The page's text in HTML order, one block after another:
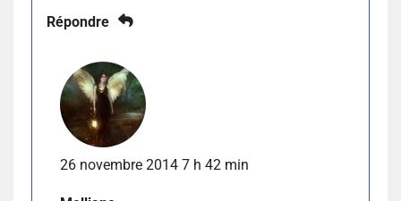
Répondre
26 novembre 2014 7 h 42 min